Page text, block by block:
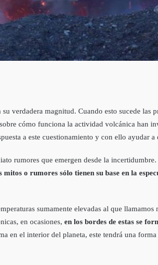
verdadera magnitud. Cuando esto sucede
cómo funciona la actividad volcánica han
a este cuestionamiento y con ello
rumores que emergen desde la
mitos o rumores sólo tienen su base en la
sumamente elevadas al que
en ocasiones, en los bordes de estas se
en el interior del planeta, este tendrá una